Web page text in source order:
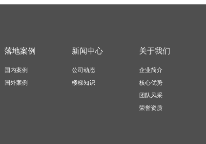
落地案例
国内案例
国外案例
新闻中心
公司动态
楼梯知识
关于我们
企业简介
核心优势
团队风采
荣誉资质